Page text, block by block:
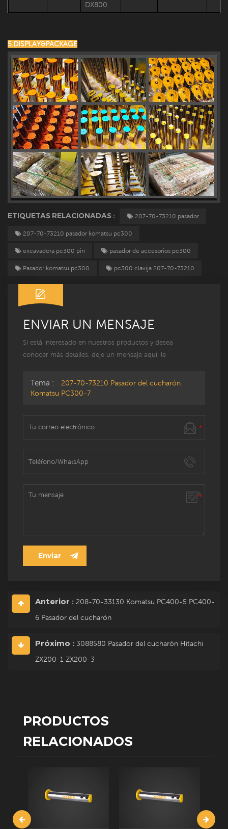
DX800
5.DISPLAY&PACKAGE
ETIQUETAS RELACIONADAS : 207-70-73210 pasador
207-70-73210 pasador komatsu pc300
excavadora pc300 pin pasador de accesorios pc300
Pasador komatsu pc300 pc300 clavija 207-70-73210
ENVIAR UN MENSAJE
Si está interesado en nuestros productos y desea
conocer más detalles, deje un mensaje aquí, le
Tema :
207-70-73210 Pasador del cucharón
Komatsu PC300-7
Anterior : 208-70-33130 Komatsu PC400-5 PC400-
6 Pasador del cucharón
Próximo : 3088580 Pasador del cucharón Hitachi
ZX200-1 ZX200-3
PRODUCTOS
RELACIONADOS